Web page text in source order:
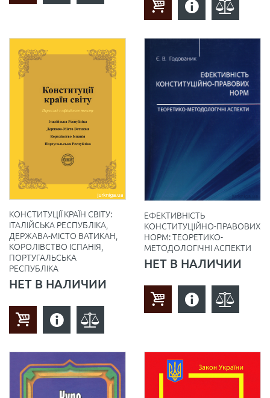
КОНСТИТУЦІЇ КРАЇН СВІТУ:
ІТАЛІЙСЬКА РЕСПУБЛІКА,
ДЕРЖАВА-МІСТО ВАТИКАН,
КОРОЛІВСТВО ІСПАНІЯ,
ПОРТУГАЛЬСЬКА
РЕСПУБЛІКА
НЕТ В НАЛИЧИИ
ЕФЕКТИВНІСТЬ
КОНСТИТУЦІЙНО-ПРАВОВИХ
НОРМ: ТЕОРЕТИКО-
МЕТОДОЛОГІЧНІ АСПЕКТИ
НЕТ В НАЛИЧИИ